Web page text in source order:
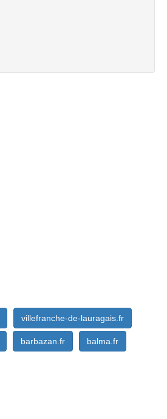
villefranche-de-lauragais.fr
barbazan.fr balma.fr